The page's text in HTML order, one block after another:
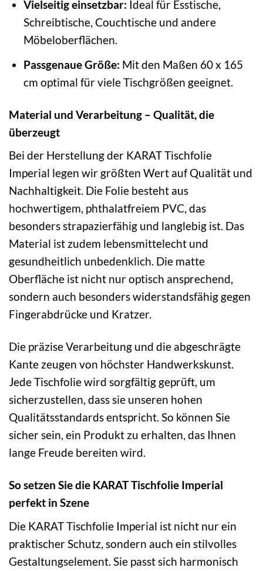
Vielseitig einsetzbar: Ideal für Esstische,
Schreibtische, Couchtische und andere
Möbeloberflächen.
Passgenaue Größe: Mit den Maßen 60 x 165
cm optimal für viele Tischgrößen geeignet.
Material und Verarbeitung – Qualität, die
überzeugt
Bei der Herstellung der KARAT Tischfolie
Imperial legen wir größten Wert auf Qualität und
Nachhaltigkeit. Die Folie besteht aus
hochwertigem, phthalatfreiem PVC, das
besonders strapazierfähig und langlebig ist. Das
Material ist zudem lebensmittelecht und
gesundheitlich unbedenklich. Die matte
Oberfläche ist nicht nur optisch ansprechend,
sondern auch besonders widerstandsfähig gegen
Fingerabdrücke und Kratzer.
Die präzise Verarbeitung und die abgeschrägte
Kante zeugen von höchster Handwerkskunst.
Jede Tischfolie wird sorgfältig geprüft, um
sicherzustellen, dass sie unseren hohen
Qualitätsstandards entspricht. So können Sie
sicher sein, ein Produkt zu erhalten, das Ihnen
lange Freude bereiten wird.
So setzen Sie die KARAT Tischfolie Imperial
perfekt in Szene
Die KARAT Tischfolie Imperial ist nicht nur ein
praktischer Schutz, sondern auch ein stilvolles
Gestaltungselement. Sie passt sich harmonisch